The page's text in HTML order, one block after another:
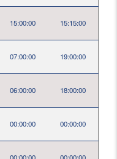
15:00:00 15:15:00
07:00:00 19:00:00
06:00:00 18:00:00
00:00:00 00:00:00